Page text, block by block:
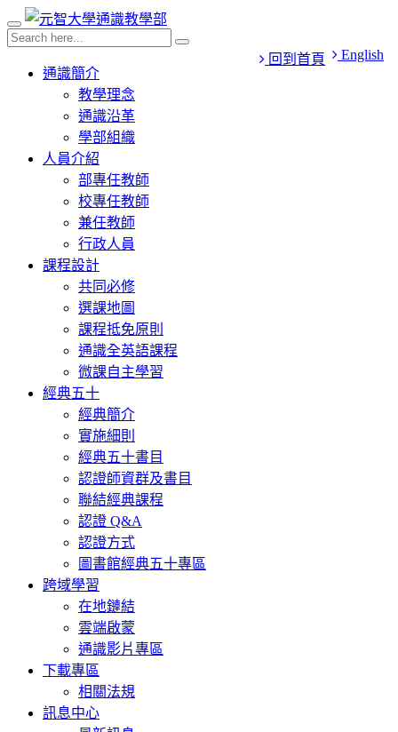
English
回到首頁
通識簡介
教學理念
通識沿革
學部組織
人員介紹
部專任教師
校專任教師
兼任教師
行政人員
課程設計
共同必修
選課地圖
課程抵免原則
通識全英語課程
微課自主學習
經典五十
經典簡介
實施細則
經典五十書目
認證師資群及書目
聯結經典課程
認證 Q&A
認證方式
圖書館經典五十專區
跨域學習
在地鏈結
雲端啟蒙
通識影片專區
下載專區
相關法規
訊息中心